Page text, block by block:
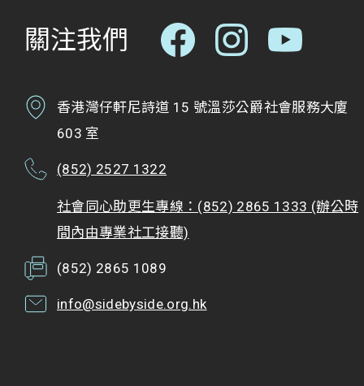
關注我們
香港灣仔軒尼詩道 15 號溫莎公爵社會服務大廈
603 室
(852) 2527 1322
社會同心助更生專線：(852) 2865 1333 (辦公時
間內由專業社工接聽)
(852) 2865 1089
info@sidebyside.org.hk